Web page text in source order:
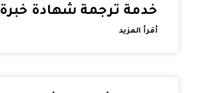
خدمة ترجمة شهادة خبرة
أقرأ المزيد